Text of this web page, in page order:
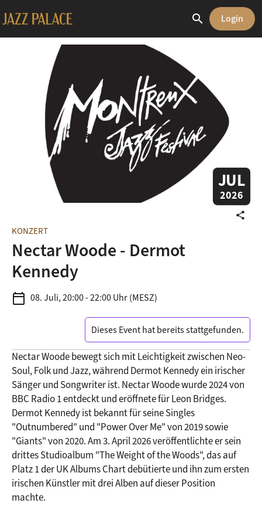
search Login
JUL
2026
share
KONZERT
Nectar Woode - Dermot
Kennedy
calendar_today 08. Juli, 20:00 - 22:00 Uhr (MESZ)
Dieses Event hat bereits stattgefunden.
Nectar Woode bewegt sich mit Leichtigkeit zwischen Neo-
Soul, Folk und Jazz, während Dermot Kennedy ein irischer
Sänger und Songwriter ist. Nectar Woode wurde 2024 von
BBC Radio 1 entdeckt und eröffnete für Leon Bridges.
Dermot Kennedy ist bekannt für seine Singles
"Outnumbered" und "Power Over Me" von 2019 sowie
"Giants" von 2020. Am 3. April 2026 veröffentlichte er sein
drittes Studioalbum "The Weight of the Woods", das auf
Platz 1 der UK Albums Chart debütierte und ihn zum ersten
irischen Künstler mit drei Alben auf dieser Position
machte.